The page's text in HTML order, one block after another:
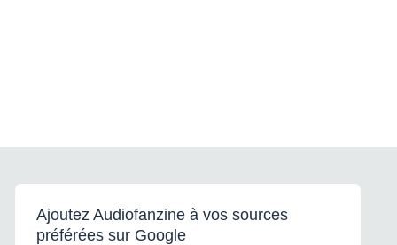
Ajoutez Audiofanzine à vos sources
préférées sur Google